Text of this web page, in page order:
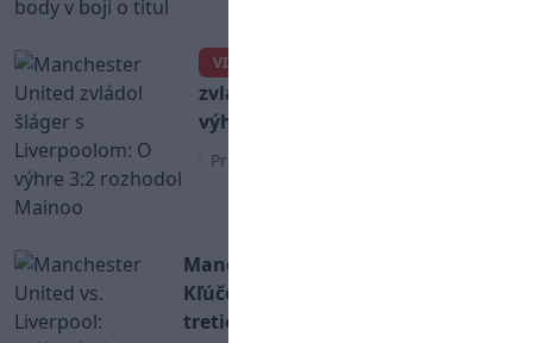
VIDEO
zvládol šláger s Liverpoolom: O
výhre 3:2 rozhodol Mainoo
Premier League
Manchester United vs. Liverpool:
Kľúčový súboj odvekých rivalov o
tretie miesto (Livestream, TV,